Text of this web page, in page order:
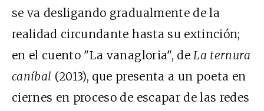
se va desligando gradualmente de la
realidad circundante hasta su extinción;
en el cuento "La vanagloria", deLa ternura
caníbal (2013), que presenta a un poeta en
ciernes en proceso de escapar de las redes